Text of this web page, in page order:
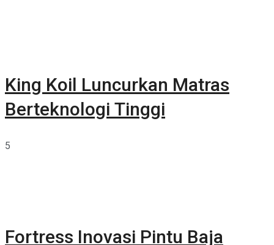
King Koil Luncurkan Matras
Berteknologi Tinggi
5
Fortress Inovasi Pintu Baja